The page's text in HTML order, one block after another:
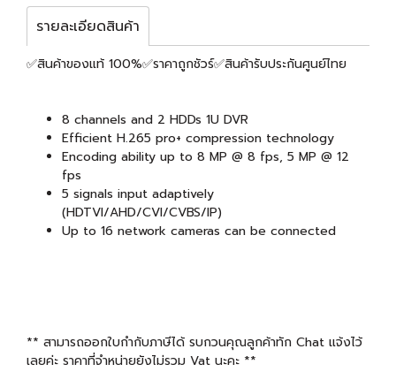
รายละเอียดสินค้า
✅สินค้าของแท้ 100%✅ราคาถูกชัวร์✅สินค้ารับประกันศูนย์ไทย
8 channels and 2 HDDs 1U DVR
Efficient H.265 pro+ compression technology
Encoding ability up to 8 MP @ 8 fps, 5 MP @ 12
fps
5 signals input adaptively
(HDTVI/AHD/CVI/CVBS/IP)
Up to 16 network cameras can be connected
** สามารถออกใบกำกับภาษีได้ รบกวนคุณลูกค้าทัก Chat แจ้งไว้
เลยค่ะ ราคาที่จำหน่ายยังไม่รวม Vat นะคะ **